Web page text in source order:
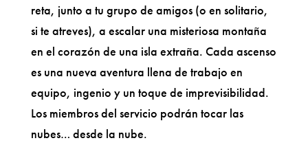
reta, junto a tu grupo de amigos (o en solitario,
si te atreves), a escalar una misteriosa montaña
en el corazón de una isla extraña. Cada ascenso
es una nueva aventura llena de trabajo en
equipo, ingenio y un toque de imprevisibilidad.
Los miembros del servicio podrán tocar las
nubes… desde la nube.